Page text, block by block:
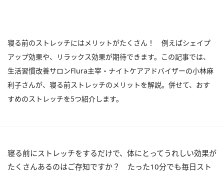
寝る前のストレッチにはメリットがたくさん！ 例えばシェイプ
アップ効果や、リラックス効果が期待できます。この記事では、
生活習慣改善サロンFlura主宰・ナイトケアアドバイザーの小林麻
利子さんが、寝る前ストレッチのメリットを解説。併せて、おす
すめのストレッチを5つ紹介します。
寝る前にストレッチをするだけで、体にとってうれしい効果が
たくさんあるのはご存知ですか？ たった10分でも毎日スト